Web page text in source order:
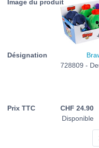
728809 -
CHF 24.90
Disponible